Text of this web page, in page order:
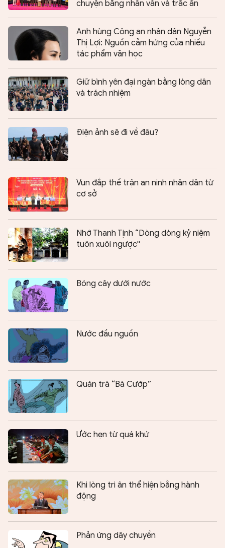
chuyện bằng nhân văn và trắc ẩn
Anh hùng Công an nhân dân Nguyễn
Thị Lợi: Nguồn cảm hứng của nhiều
tác phẩm văn học
Giữ bình yên đại ngàn bằng lòng dân
và trách nhiệm
Điện ảnh sẽ đi về đâu?
Vun đắp thế trận an ninh nhân dân từ
cơ sở
Nhớ Thanh Tịnh “Dòng dòng kỷ niệm
tuôn xuôi ngược''
Bóng cây dưới nước
Nước đầu nguồn
Quán trà “Bà Cướp”
Ước hẹn từ quá khứ
Khi lòng tri ân thể hiện bằng hành
động
Phản ứng dây chuyền